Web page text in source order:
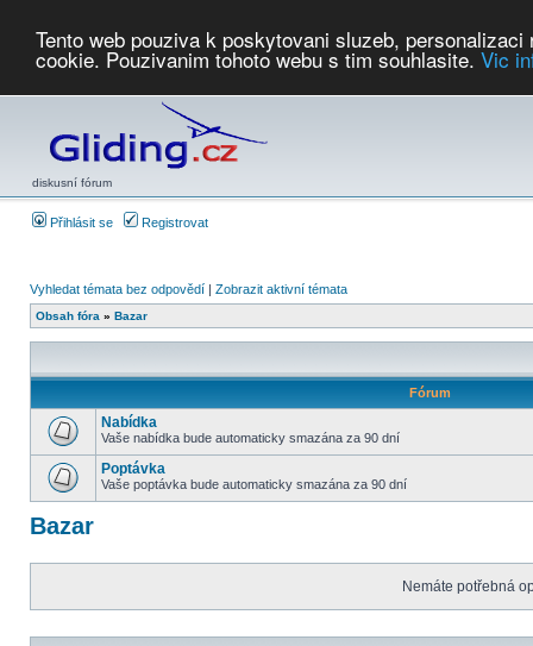
Tento web pouziva k poskytovani sluzeb,
cookie. Pouzivanim tohoto webu s tim souhlasite. Vic
diskusní fórum
Přihlásit se Registrovat
Vyhledat témata bez odpovědí | Zobrazit aktivní témata
Obsah fóra » Bazar
Fórum
Nabídka
Vaše nabídka bude automaticky smazána za 90 dní
Poptávka
Vaše poptávka bude automaticky smazána za 90 dní
Bazar
Nemáte potřebná